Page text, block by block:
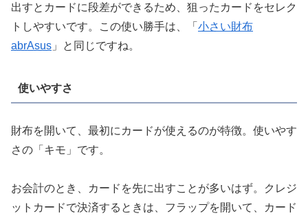
出すとカードに段差ができるため、狙ったカードをセレク
トしやすいです。この使い勝手は、「 小さい財布
abrAsus 」と同じですね。
使いやすさ
財布を開いて、最初にカードが使えるのが特徴。使いやす
さの「キモ」です。
お会計のとき、カードを先に出すことが多いはず。クレジ
ットカードで決済するときは、フラップを開いて、カード